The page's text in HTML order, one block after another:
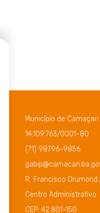
Município de Camaçari
14.109.763/0001-80
(71) 98796-9856
R. Francisco
Centro Administrativo
CEP: 42.801-150